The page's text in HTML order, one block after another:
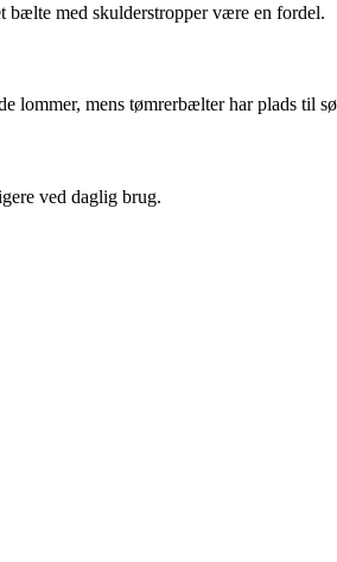
bælte med skulderstropper være en fordel.
lommer, mens tømrerbælter har plads til
ved daglig brug.